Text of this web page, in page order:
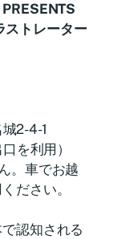
トレーター
2-4-1
を利用）
。車でお越
ださい。
認知される